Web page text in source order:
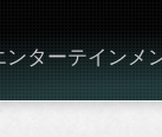
ンターテインメ